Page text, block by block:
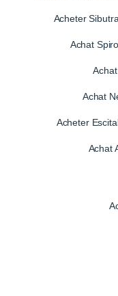
Acheter
Achat
Achat
Acheter
Achat